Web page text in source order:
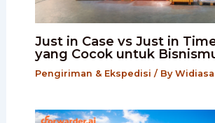
Just in Case vs Just in
yang Cocok untuk
Pengiriman & Ekspedisi / By